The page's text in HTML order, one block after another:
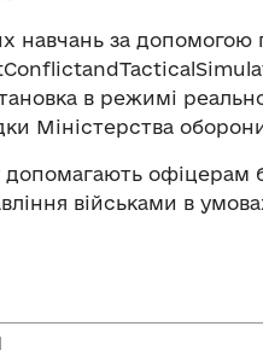
за допомогою
в режимі
Міністерства
офіцерам
військами в